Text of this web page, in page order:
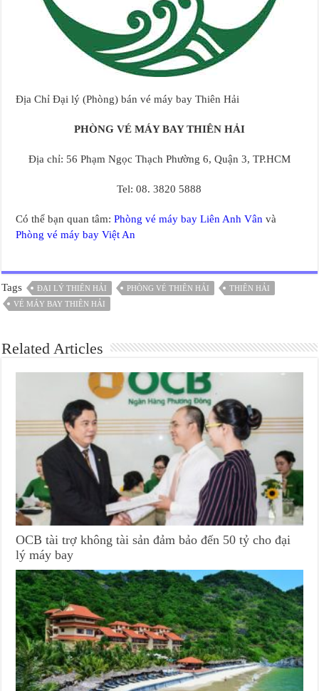
Địa Chỉ Đại lý (Phòng) bán vé máy bay Thiên Hải
PHÒNG VÉ MÁY BAY THIÊN HẢI
Địa chỉ: 56 Phạm Ngọc Thạch Phường 6, Quận 3, TP.HCM
Tel: 08. 3820 5888
Có thể bạn quan tâm:Phòng vé máy bay Liên Anh Vân và
Phòng vé máy bay Việt An
Tags ĐẠI LÝ THIÊN HẢI PHÒNG VÉ THIÊN HẢI
THIÊN HẢI
VÉ MÁY BAY THIÊN HẢI
Related Articles
OCB tài trợ không tài sản đảm bảo đến 50 tỷ cho đại
lý máy bay